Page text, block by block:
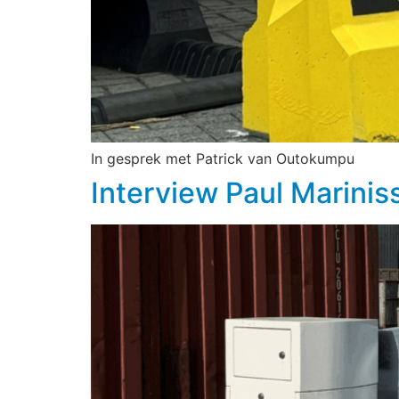
In gesprek met Patrick van Outokumpu
Interview Paul